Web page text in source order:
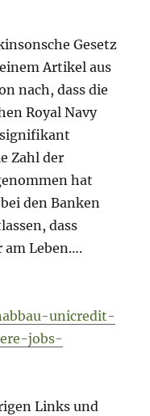
Gesetz
Artikel aus
nach, dass die
Royal Navy
signifikant
Zahl der
hat
den Banken
dass
am Leben….
unicredit-
jobs-
Links und